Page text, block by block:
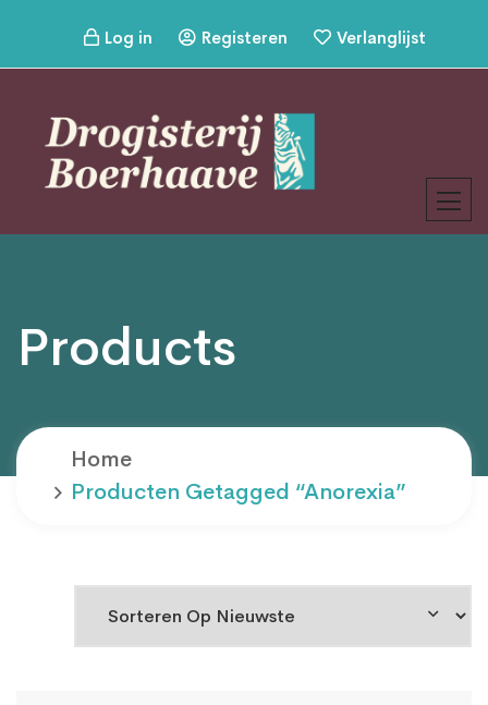
Log in Registeren Verlanglijst
Products
Home
Producten Getagged “anorexia”